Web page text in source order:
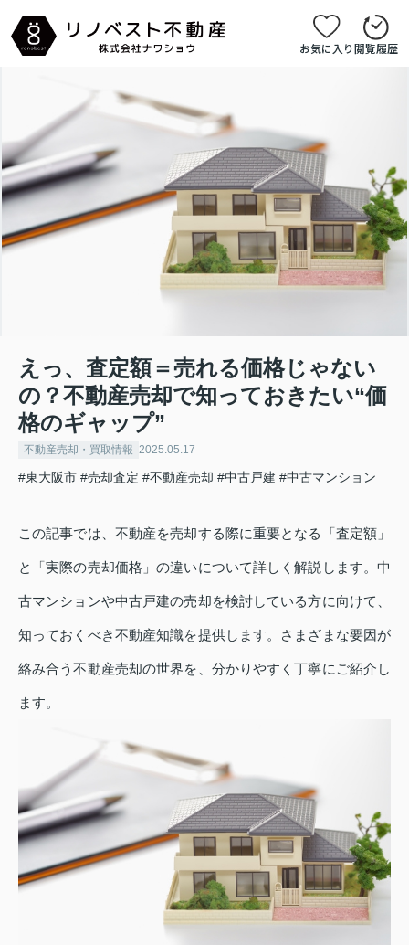
お気に入り閲覧履歴
えっ、査定額＝売れる価格じゃない
の？不動産売却で知っておきたい“価
格のギャップ”
不動産売却・買取情報 2025.05.17
#東大阪市 #売却査定 #不動産売却 #中古戸建 #中古マンション
この記事では、不動産を売却する際に重要となる「査定額」
と「実際の売却価格」の違いについて詳しく解説します。中
古マンションや中古戸建の売却を検討している方に向けて、
知っておくべき不動産知識を提供します。さまざまな要因が
絡み合う不動産売却の世界を、分かりやすく丁寧にご紹介し
ます。